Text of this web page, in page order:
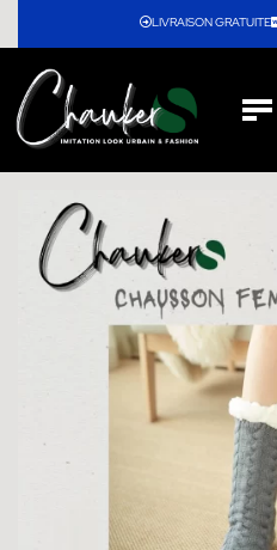
LIVRAISON GRATUITE